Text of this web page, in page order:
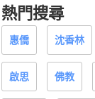
熱門搜尋
惠僑 沈香林
啟思 佛教